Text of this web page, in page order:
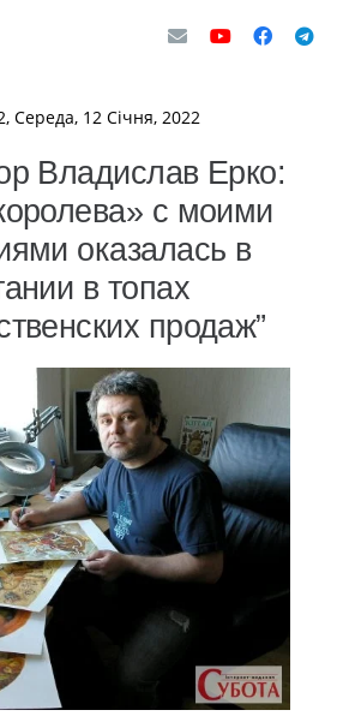
Середа, 12 Січня, 2022
Владислав Ерко:
с моими
оказалась в
в топах
продаж”